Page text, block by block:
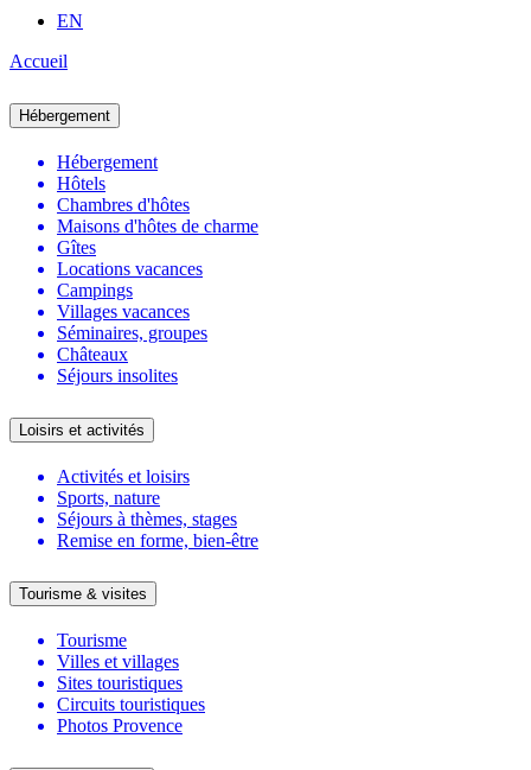
EN
Accueil
Hébergement
Hébergement
Hôtels
Chambres d'hôtes
Maisons d'hôtes de charme
Gîtes
Locations vacances
Campings
Villages vacances
Séminaires, groupes
Châteaux
Séjours insolites
Loisirs et activités
Activités et loisirs
Sports, nature
Séjours à thèmes, stages
Remise en forme, bien-être
Tourisme & visites
Tourisme
Villes et villages
Sites touristiques
Circuits touristiques
Photos Provence